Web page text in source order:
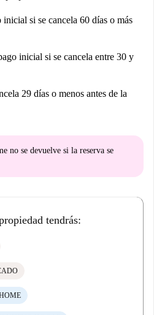
inicial si se cancela 60 días o más
inicial si se cancela entre 30 y
29 días o menos antes de la
no se devuelve si la reserva se
tendrás: